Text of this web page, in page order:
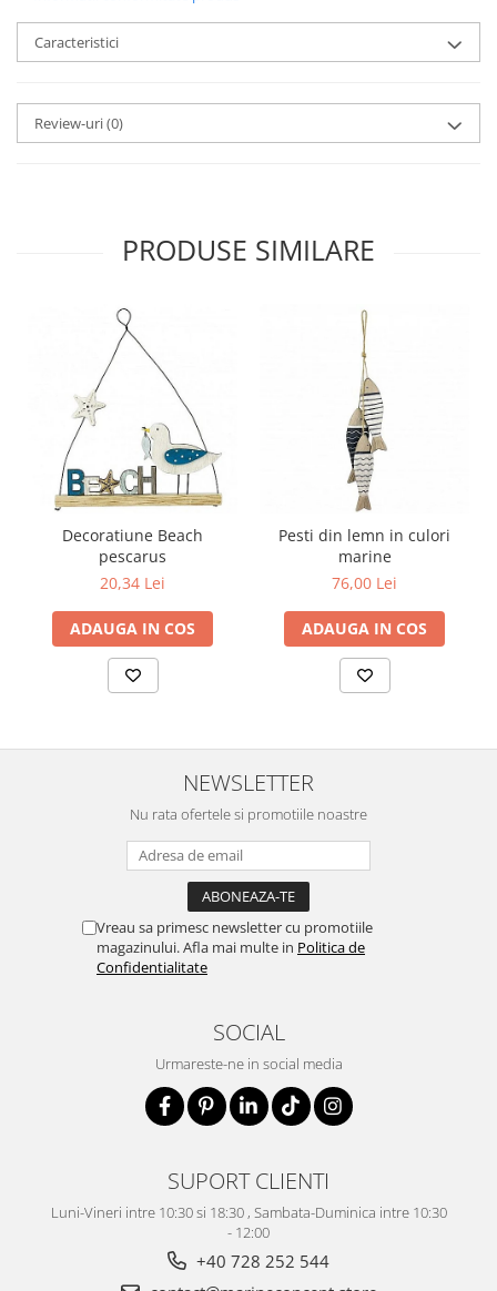
Caracteristici
Review-uri(0)
PRODUSE SIMILARE
Decoratiune Beach
pescarus
20,34 Lei
ADAUGA IN COS
Pesti din lemn in culori
marine
76,00 Lei
ADAUGA IN COS
NEWSLETTER
Nu rata ofertele si promotiile noastre
Vreau sa primesc newsletter cu promotiile
magazinului. Afla mai multe in Politica de
Confidentialitate
SOCIAL
Urmareste-ne in social media
SUPORT CLIENTI
Luni-Vineri intre 10:30 si 18:30 , Sambata-Duminica intre 10:30
- 12:00
+40 728 252 544